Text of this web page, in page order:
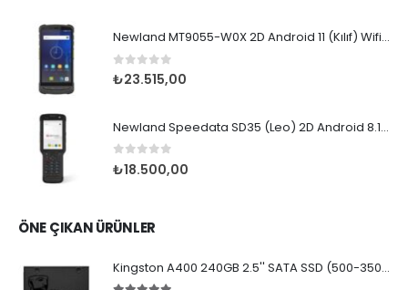
Newland MT9055-W0X 2D Android 11 (Kılıf) Wifi BT
0 5 üzerinden
₺23.515,00
Newland Speedata SD35 (Leo) 2D Android 8.1 Wifi BT
0 5 üzerinden
₺18.500,00
ÖNE ÇIKAN ÜRÜNLER
Kingston A400 240GB 2.5'' SATA SSD (500-350MB/s)